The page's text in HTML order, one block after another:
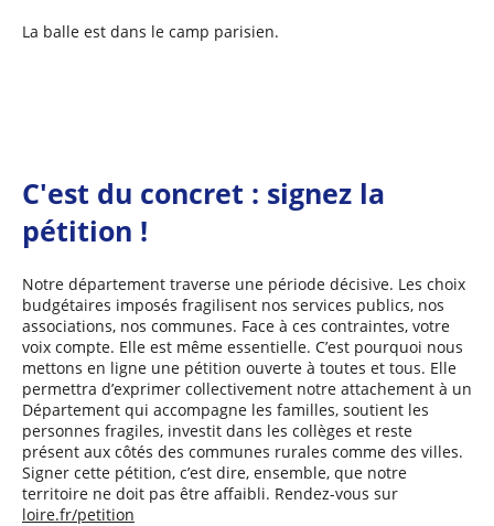
La balle est dans le camp parisien.
C'est du concret : signez la
pétition !
Notre département traverse une période décisive. Les choix
budgétaires imposés fragilisent nos services publics, nos
associations, nos communes. Face à ces contraintes, votre
voix compte. Elle est même essentielle. C’est pourquoi nous
mettons en ligne une pétition ouverte à toutes et tous. Elle
permettra d’exprimer collectivement notre attachement à un
Département qui accompagne les familles, soutient les
personnes fragiles, investit dans les collèges et reste
présent aux côtés des communes rurales comme des villes.
Signer cette pétition, c’est dire, ensemble, que notre
territoire ne doit pas être affaibli. Rendez-vous sur
loire.fr/petition